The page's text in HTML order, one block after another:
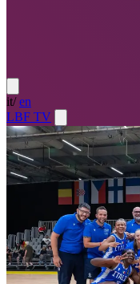
it/ en
LBF TV